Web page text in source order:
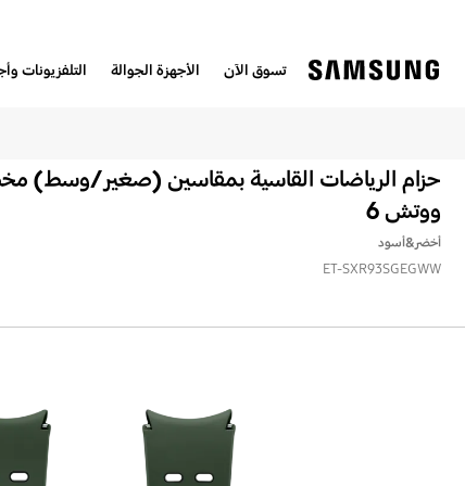
تسوق الآن الأجهزة الجوالة التلفزيونات
حزام الرياضات القاسية بمقاسين (صغير/وسط)
ووتش 6
أخضر&أسود
ET-SXR93SGEGWW